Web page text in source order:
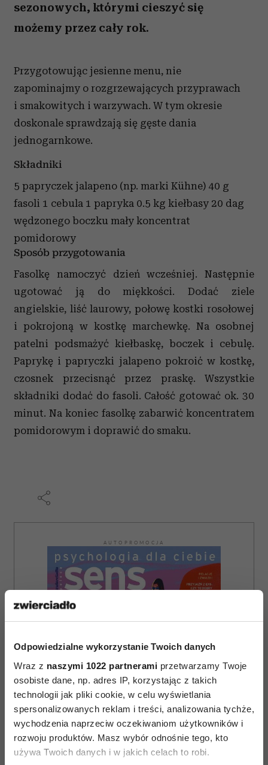
Odpowiedzialne wykorzystanie Twoich danych
Wraz z naszymi 1022 partnerami przetwarzamy Twoje
osobiste dane, np. adres IP, korzystając z takich
technologii jak pliki cookie, w celu wyświetlania
spersonalizowanych reklam i treści, analizowania tychże,
wychodzenia naprzeciw oczekiwaniom użytkowników i
rozwoju produktów. Masz wybór odnośnie tego, kto
używa Twoich danych i w jakich celach to robi.
sezonowych, którymi cieszyć się
możemy przez cały rok.
Przygotowując jesienne menu, nie
zapominajmy o rozgrzewających przyprawach
i smakowitych i warzywach. W tym okresie
doskonale sprawdzają się gęste dania
jednogarnkowe.
Składniki
5 papryczek jalapeno (np. marki Kühne) 40 g
fasoli 1 cebula 1 papryka 0.5 kg kiełbasy 20 dag
wędzonego boczku mały koncentrat
pomidorowy
Sposób przygotowania
Fasolkę namoczyć dzień wcześniej. Następnie
ugotować ją do miękkości. Dodać ziele
angielskie, liść laurowy, połowę kostki rosołowej
i pokrojoną w kostkę marchewkę. Na osobnej
patelni podsmażyć kiełbaskę, boczek i cebulę.
Paprykę i papryczki jalapeno pokroić w kostkę,
czosnek przecisnąć przez praskę. Wszystkie
składniki dodać do fasoli. Całość gotować ok. 30
minut. Na koniec fasolkę zabarwić koncentratem
pomidorowym i doprawić do smaku.
AUTOPROMOCJA